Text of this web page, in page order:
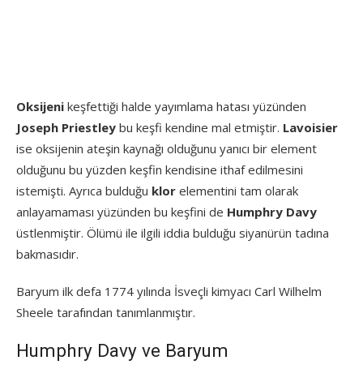
Oksijeni keşfettiği halde yayımlama hatası yüzünden
Joseph Priestley bu keşfi kendine mal etmiştir. Lavoisier
ise oksijenin ateşin kaynağı olduğunu yanıcı bir element
olduğunu bu yüzden keşfin kendisine ithaf edilmesini
istemişti. Ayrıca bulduğu klor elementini tam olarak
anlayamaması yüzünden bu keşfini de Humphry Davy
üstlenmiştir. Ölümü ile ilgili iddia bulduğu siyanürün tadına
bakmasıdır.
Baryum ilk defa 1774 yılında İsveçli kimyacı Carl Wilhelm
Sheele tarafından tanımlanmıştır.
Humphry Davy ve Baryum